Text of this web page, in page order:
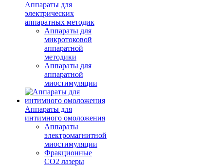
Аппараты для
электрических
аппаратных методик
Аппараты для
микротоковой
аппаратной
методики
Аппараты для
аппаратной
миостимуляции
Аппараты для
интимного омоложения
Аппараты
электромагнитной
миостимуляции
Фракционные
CO2 лазеры